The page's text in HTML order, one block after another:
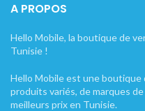
A PROPOS
Hello Mobile, la boutique de
Tunisie !
Hello Mobile est une boutique
produits variés, de marques
meilleurs prix en Tunisie.